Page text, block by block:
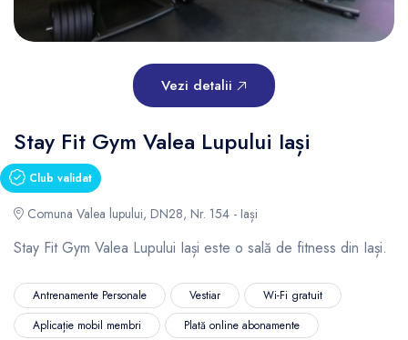
Vezi detalii
Stay Fit Gym Valea Lupului Iași
Club validat
Comuna Valea lupului, DN28, Nr. 154 - Iași
Stay Fit Gym Valea Lupului Iași este o sală de fitness din Iași.
Antrenamente Personale Vestiar
Wi-Fi gratuit
Aplicație mobil membri
Plată online abonamente